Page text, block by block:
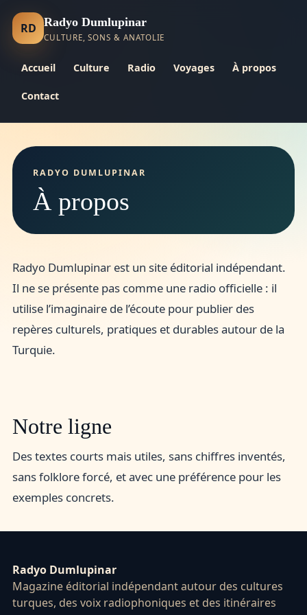
RD Radyo Dumlupinar
CULTURE, SONS & ANATOLIE
Accueil Culture Radio Voyages À propos
Contact
RADYO DUMLUPINAR
À propos
Radyo Dumlupinar est un site éditorial indépendant.
Il ne se présente pas comme une radio officielle : il
utilise l’imaginaire de l’écoute pour publier des
repères culturels, pratiques et durables autour de la
Turquie.
Notre ligne
Des textes courts mais utiles, sans chiffres inventés,
sans folklore forcé, et avec une préférence pour les
exemples concrets.
Radyo Dumlupinar
Magazine éditorial indépendant autour des cultures
turques, des voix radiophoniques et des itinéraires